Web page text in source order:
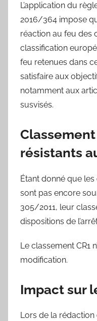
L’application du
2016/364 impose
réaction au feu des
classification
feu retenues dans
satisfaire aux
notamment aux
susvisés.
résistants
Étant donné que
sont pas encore
305/2011, leur
dispositions de
Le classement CR1
modification.
Impact sur
Lors de la rédaction